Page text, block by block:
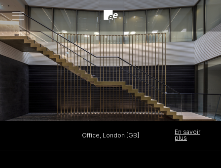
Open
menu
Office, London [GB]
En savoir
plus